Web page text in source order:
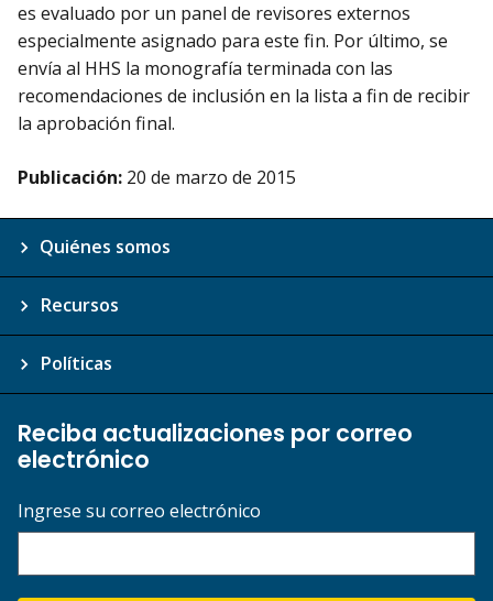
es evaluado por un panel de revisores externos
especialmente asignado para este fin. Por último, se
envía al HHS la monografía terminada con las
recomendaciones de inclusión en la lista a fin de recibir
la aprobación final.
Publicación: 20 de marzo de 2015
Quiénes somos
Recursos
Políticas
Reciba actualizaciones por correo
electrónico
Ingrese su correo electrónico